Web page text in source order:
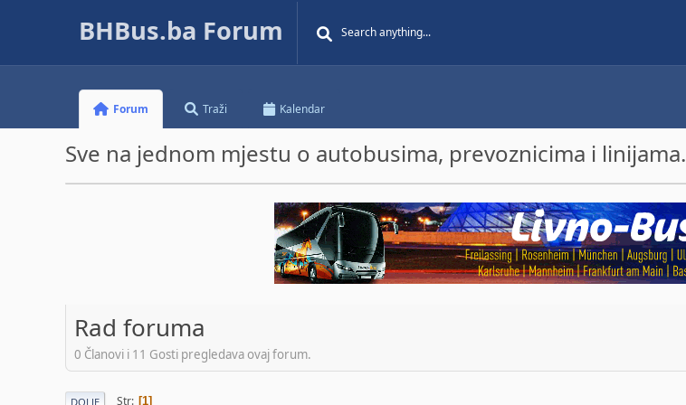
BHBus.ba Forum
Forum Traži Kalendar
Sve na jednom mjestu o autobusima, prevoznicima i linijama.
Rad foruma
0 Članovi i 11 Gosti pregledava ovaj forum.
DOLJE Str 1